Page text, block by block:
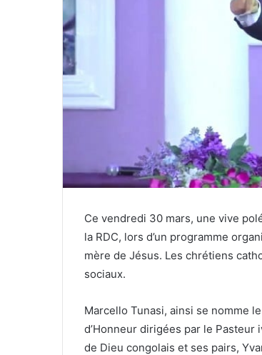
Ce vendredi 30 mars, une vive
la RDC, lors d’un programme
mère de Jésus. Les chrétiens
sociaux.
Marcello Tunasi, ainsi se nomme
d’Honneur dirigées par le Pasteur
de Dieu congolais et ses pairs,